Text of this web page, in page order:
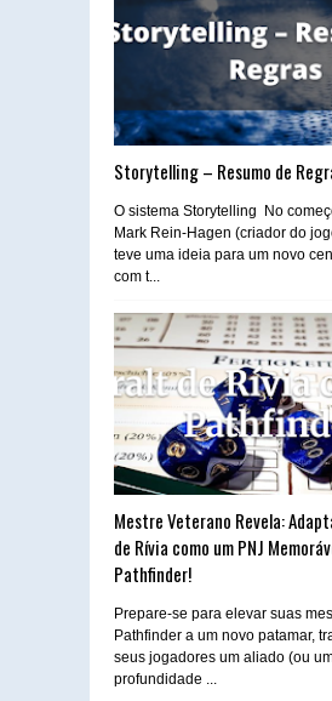
Storytelling – Resumo de
O sistema Storytelling No
Mark Rein-Hagen (criador do
teve uma ideia para um novo
com t...
Mestre Veterano Revela:
de Rívia como um PNJ
Pathfinder!
Prepare-se para elevar suas
Pathfinder a um novo patamar,
seus jogadores um aliado (ou
profundidade ...